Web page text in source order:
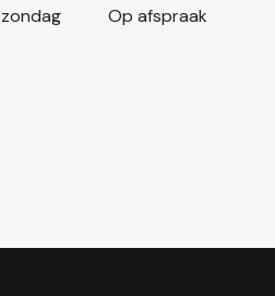
zondag
Op afspraak